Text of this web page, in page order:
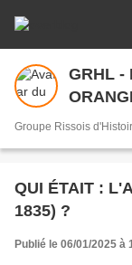
GRHL -
Groupe Rissois
QUI ÉTAIT : L'AMIRAL HENRI DE RIGNY (1782-
1835) ?
Publié le 06/01/2025 à